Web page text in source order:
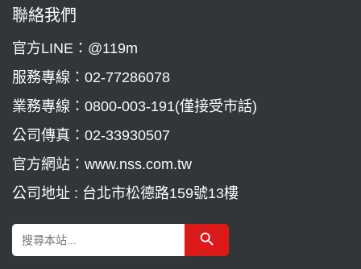
聯絡我們
官方LINE：@119m
服務專線： 02-77286078
業務專線： 0800-003-191(僅接受市話)
公司傳真：02-33930507
官方網站：www.nss.com.tw
公司地址 : 台北市松德路159號13樓
Search
for:
Search Button